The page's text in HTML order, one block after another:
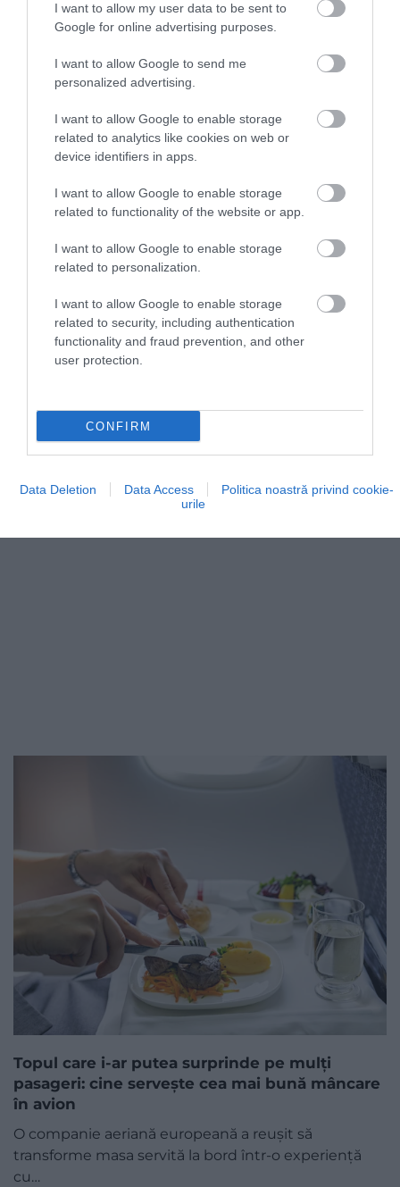
I want to allow my user data to be sent to
Google for online advertising purposes.
I want to allow Google to send me
personalized advertising.
I want to allow Google to enable storage
related to analytics like cookies on web or
device identifiers in apps.
I want to allow Google to enable storage
related to functionality of the website or app.
I want to allow Google to enable storage
related to personalization.
I want to allow Google to enable storage
related to security, including authentication
functionality and fraud prevention, and other
user protection.
CONFIRM
Data Deletion Data Access
Politica noastră privind cookie-
urile
Ryanair vrea o nouă restricție care nu va fi pe
placul tuturor pasagerilor
aeroporturile din Europa nu ar mai trebui să vândă…
CHECK-IN
Topul care i-ar putea surprinde pe mulți
pasageri: cine servește cea mai bună mâncare
în avion
O companie aeriană europeană a reușit să
transforme masa servită la bord într-o experiență
cu…